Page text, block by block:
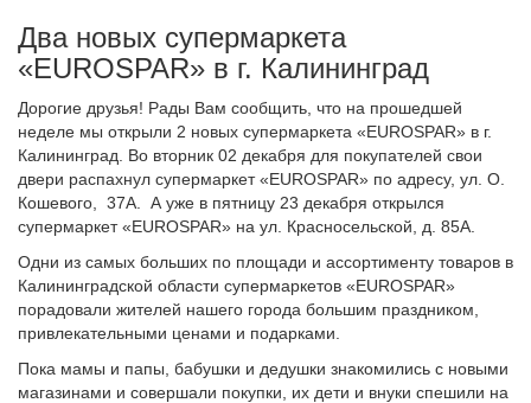
Два новых супермаркета
«EUROSPAR» в г. Калининград
Дорогие друзья! Рады Вам сообщить, что на прошедшей
неделе мы открыли 2 новых супермаркета «EUROSPAR» в г.
Калининград. Во вторник 02 декабря для покупателей свои
двери распахнул супермаркет «EUROSPAR» по адресу, ул. О.
Кошевого, 37А. А уже в пятницу 23 декабря открылся
супермаркет «EUROSPAR» на ул. Красносельской, д. 85А.
Одни из самых больших по площади и ассортименту товаров в
Калининградской области супермаркетов «EUROSPAR»
порадовали жителей нашего города большим праздником,
привлекательными ценами и подарками.
Пока мамы и папы, бабушки и дедушки знакомились с новыми
магазинами и совершали покупки, их дети и внуки спешили на